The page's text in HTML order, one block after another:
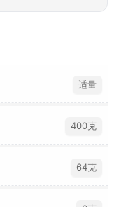
适量
400克
64克